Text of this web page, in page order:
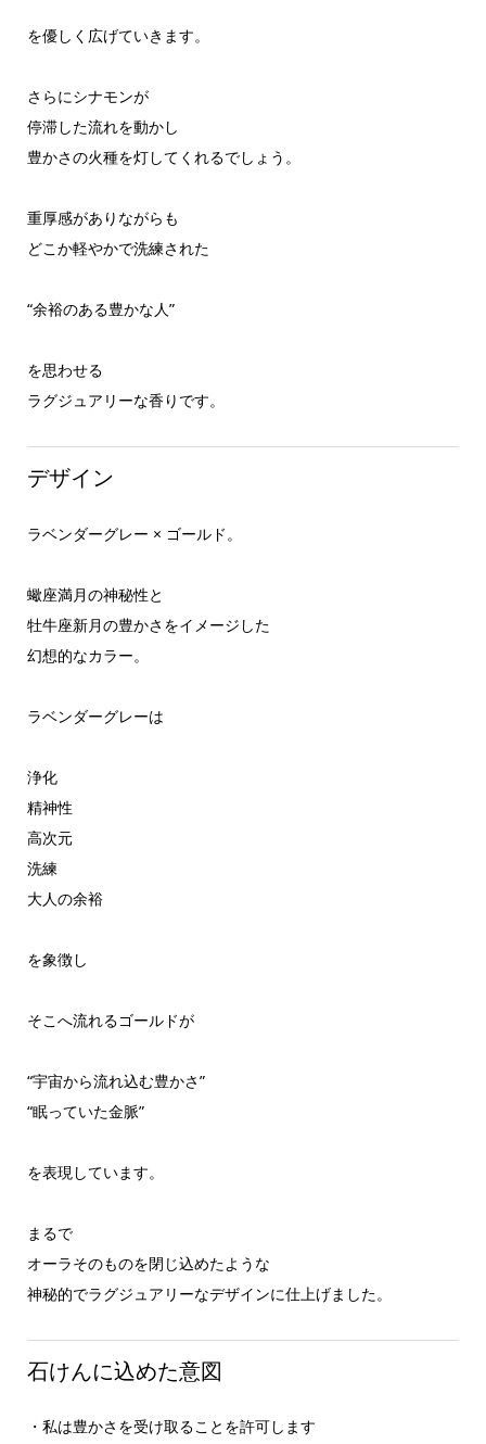
を優しく広げていきます。
さらにシナモンが
停滞した流れを動かし
豊かさの火種を灯してくれるでしょう。
重厚感がありながらも
どこか軽やかで洗練された
“余裕のある豊かな人”
を思わせる
ラグジュアリーな香りです。
デザイン
ラベンダーグレー × ゴールド。
蠍座満月の神秘性と
牡牛座新月の豊かさをイメージした
幻想的なカラー。
ラベンダーグレーは
浄化
精神性
高次元
洗練
大人の余裕
を象徴し
そこへ流れるゴールドが
“宇宙から流れ込む豊かさ”
“眠っていた金脈”
を表現しています。
まるで
オーラそのものを閉じ込めたような
神秘的でラグジュアリーなデザインに仕上げました。
石けんに込めた意図
・私は豊かさを受け取ることを許可します